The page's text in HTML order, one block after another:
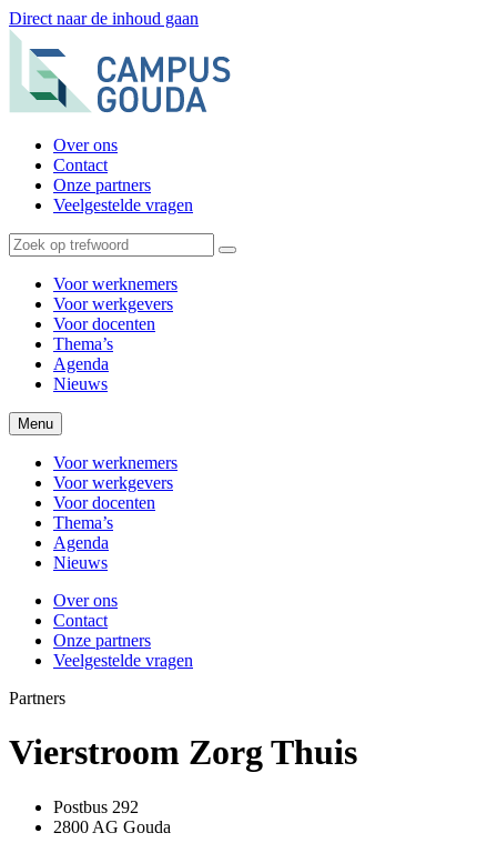
Direct naar de inhoud gaan
Over ons
Contact
Onze partners
Veelgestelde vragen
Voor werknemers
Voor werkgevers
Voor docenten
Thema’s
Agenda
Nieuws
Menu
Voor werknemers
Voor werkgevers
Voor docenten
Thema’s
Agenda
Nieuws
Over ons
Contact
Onze partners
Veelgestelde vragen
Partners
Vierstroom Zorg Thuis
Postbus 292
2800 AG Gouda